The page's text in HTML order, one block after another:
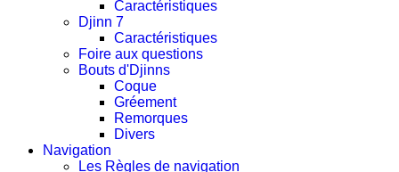
Caractéristiques
Djinn 7
Caractéristiques
Foire aux questions
Bouts d'Djinns
Coque
Gréement
Remorques
Divers
Navigation
Les Règles de navigation